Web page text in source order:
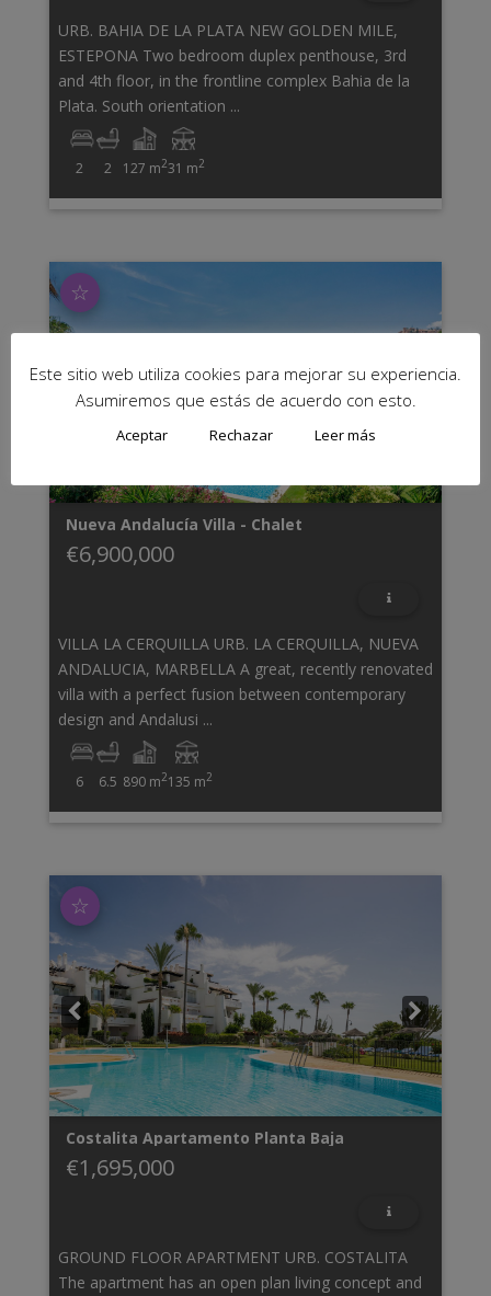
URB. BAHIA DE LA PLATA NEW GOLDEN MILE,
ESTEPONA Two bedroom duplex penthouse, 3rd
and 4th floor, in the frontline complex Bahia de la
Plata. South orientation ...
2 2 127 m231 m2
☆
Nueva Andalucía Villa - Chalet
€6,900,000
VILLA LA CERQUILLA URB. LA CERQUILLA, NUEVA
ANDALUCIA, MARBELLA A great, recently renovated
villa with a perfect fusion between contemporary
design and Andalusi ...
6 6.5 890 m2135 m2
☆
Costalita Apartamento Planta Baja
€1,695,000
GROUND FLOOR APARTMENT URB. COSTALITA
The apartment has an open plan living concept and
Este sitio web utiliza cookies para mejorar su experiencia.
Asumiremos que estás de acuerdo con esto.
Aceptar Rechazar Leer más